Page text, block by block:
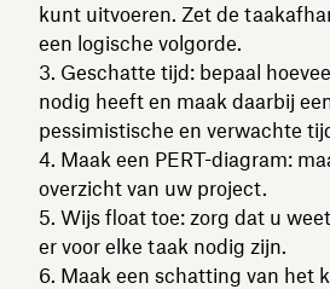
kunt uitvoeren. Zet de
een logische volgorde.
Geschatte tijd: bepaal
nodig heeft en maak daarbij
pessimistische en verwachte
Maak een PERT-diagram:
overzicht van uw project.
Wijs float toe: zorg dat u
er voor elke taak nodig zijn.
Maak een schatting van het